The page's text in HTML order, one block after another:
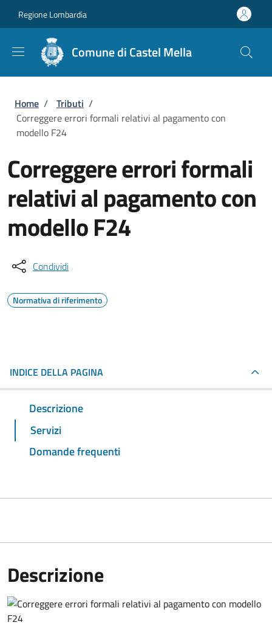
Regione Lombardia
Comune di Castel Mella
Briciole di pane
Home / Tributi /
Correggere errori formali relativi al pagamento con
modello F24
Correggere errori formali
relativi al pagamento con
modello F24
Condividi
Normativa di riferimento
INDICE DELLA PAGINA
Descrizione
Servizi
Domande frequenti
Descrizione